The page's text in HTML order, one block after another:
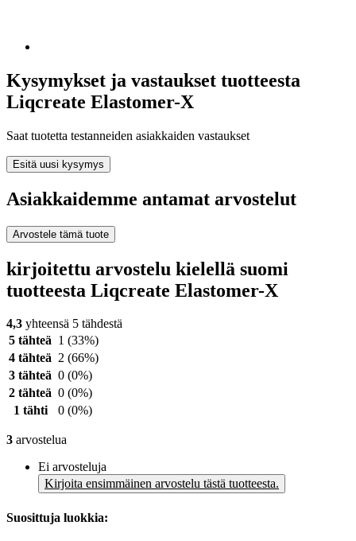
Kysymykset ja vastaukset tuotteesta
Liqcreate Elastomer-X
Saat tuotetta testanneiden asiakkaiden vastaukset
Esitä uusi kysymys
Asiakkaidemme antamat arvostelut
Arvostele tämä tuote
kirjoitettu arvostelu kielellä suomi
tuotteesta Liqcreate Elastomer-X
4,3 yhteensä 5 tähdestä
5 tähteä 1 (33%)
4 tähteä 2 (66%)
3 tähteä 0 (0%)
2 tähteä 0 (0%)
1 tähti
0 (0%)
3 arvostelua
Ei arvosteluja
Kirjoita ensimmäinen arvostelu tästä tuotteesta.
Suosittuja luokkia: